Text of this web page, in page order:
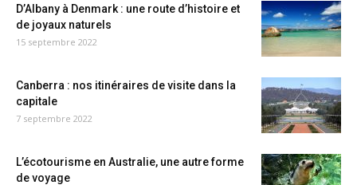
D’Albany à Denmark : une route d’histoire et
de joyaux naturels
15 septembre 2022
Canberra : nos itinéraires de visite dans la
capitale
7 septembre 2022
L’écotourisme en Australie, une autre forme
de voyage